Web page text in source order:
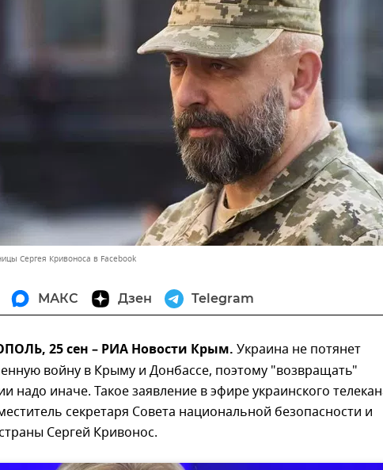
Сергея Кривоноса в Facebook
МАКС Дзен Telegram
25 сен – РИА Новости Крым. Украина не потянет
войну в Крыму и Донбассе, поэтому "возвращать"
надо иначе. Такое заявление в эфире украинского
секретаря Совета национальной безопасности и
Сергей Кривонос.